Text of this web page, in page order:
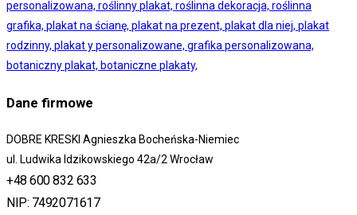
Dane firmowe
DOBRE KRESKI Agnieszka Bocheńska-Niemiec
ul. Ludwika Idzikowskiego 42a/2 Wrocław
+48 600 832 633
NIP: 7492071617